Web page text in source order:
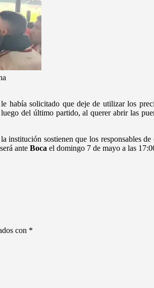
había solicitado que deje de utilizar los
del último partido, al querer abrir las
institución sostienen que los responsables
ante Boca el domingo 7 de mayo a las
con *